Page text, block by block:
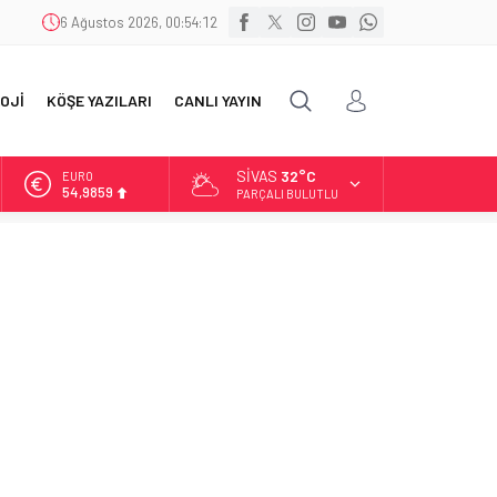
6 Ağustos 2026, 00:54:13
KÖŞE YAZILARI CANLI YAYIN
ALTIN
6.496,95
SIVAS 32°C
PARÇALI BULUTLU